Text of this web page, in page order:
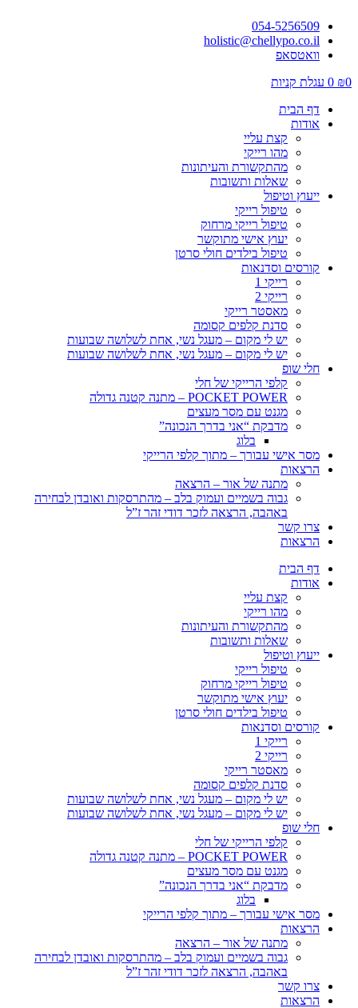
054-5256509
holistic@chellypo.co.il
וואטסאפ
₪0
0 עגלת קניות
דף הבית
אודות
קצת עליי
מהו רייקי
מהתקשורת והעיתונות
שאלות ותשובות
ייעוץ וטיפול
טיפול רייקי
טיפול רייקי מרחוק
יעוץ אישי מתוקשר
טיפול בילדים חולי סרטן
קורסים וסדנאות
רייקי 1
רייקי 2
מאסטר רייקי
סדנת קלפים קסומה
יש לי מקום – מעגל נשי, אחת לשלושה שבועות
יש לי מקום – מעגל נשי, אחת לשלושה שבועות
חלי שופ
קלפי הרייקי של חלי
POCKET POWER – מתנה קטנה גדולה
מגנט עם מסר מעצים
מדבקת “אני בדרך הנכונה”
בלוג
מסר אישי עבורך – מתוך קלפי הרייקי
הרצאות
מתנה של אור – הרצאה
גבוה בשמיים ועמוק בלב – מהתרסקות ואובדן לבחירה
באהבה, הרצאה לזכר דודי זהר ז”ל
צרו קשר
הרצאות
דף הבית
אודות
קצת עליי
מהו רייקי
מהתקשורת והעיתונות
שאלות ותשובות
ייעוץ וטיפול
טיפול רייקי
טיפול רייקי מרחוק
יעוץ אישי מתוקשר
טיפול בילדים חולי סרטן
קורסים וסדנאות
רייקי 1
רייקי 2
מאסטר רייקי
סדנת קלפים קסומה
יש לי מקום – מעגל נשי, אחת לשלושה שבועות
יש לי מקום – מעגל נשי, אחת לשלושה שבועות
חלי שופ
קלפי הרייקי של חלי
POCKET POWER – מתנה קטנה גדולה
מגנט עם מסר מעצים
מדבקת “אני בדרך הנכונה”
בלוג
מסר אישי עבורך – מתוך קלפי הרייקי
הרצאות
מתנה של אור – הרצאה
גבוה בשמיים ועמוק בלב – מהתרסקות ואובדן לבחירה
באהבה, הרצאה לזכר דודי זהר ז”ל
צרו קשר
הרצאות